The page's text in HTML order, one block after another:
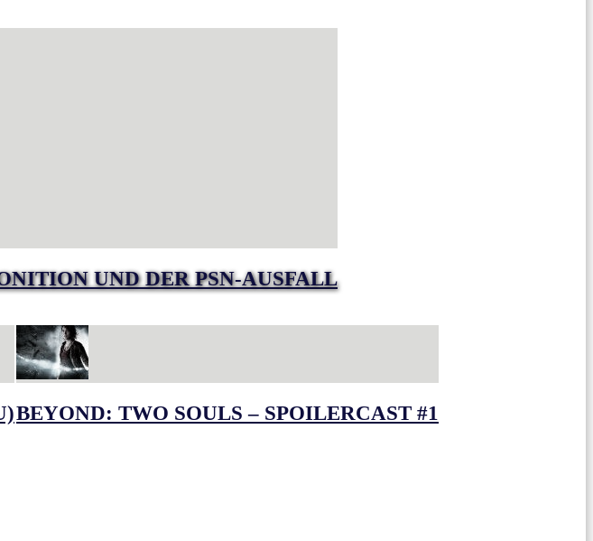
UND DER PSN-AUSFALL
BEYOND: TWO SOULS – SPOILERCAST #1